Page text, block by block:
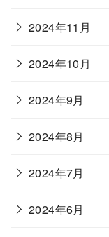
2024年11月
2024年10月
2024年9月
2024年8月
2024年7月
2024年6月